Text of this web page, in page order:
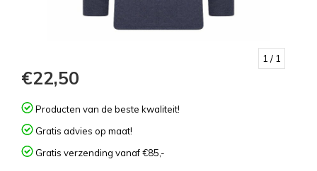
1 / 1
€22,50
Producten van de beste kwaliteit!
Gratis advies op maat!
Gratis verzending vanaf €85,-